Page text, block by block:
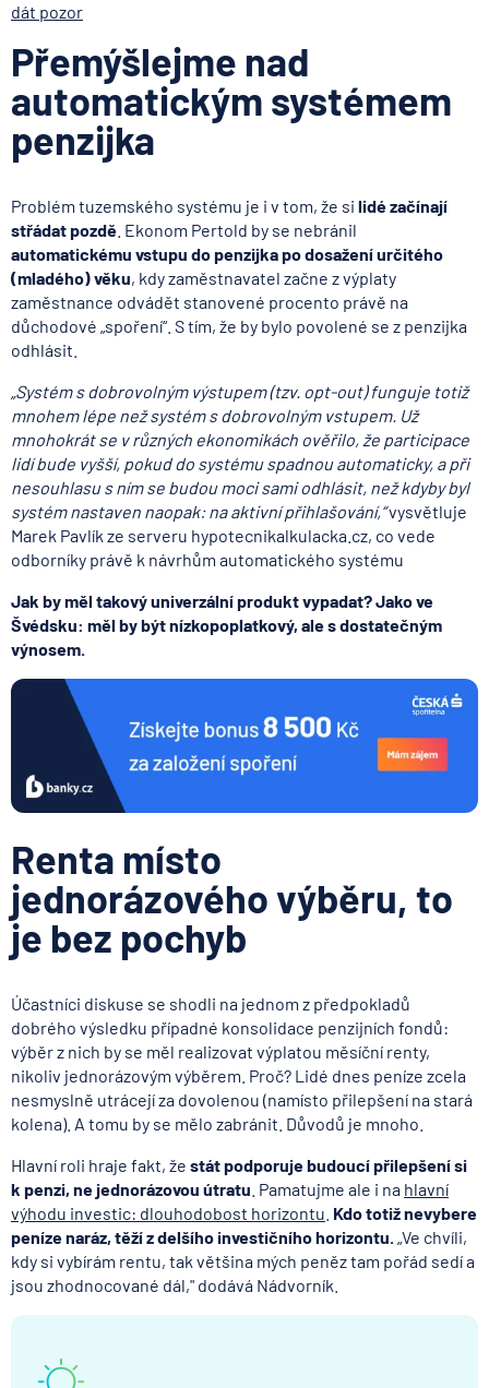
dát pozor
Přemýšlejme nad
automatickým systémem
penzijka
Problém tuzemského systému je i v tom, že si lidé začínají
střádat pozdě . Ekonom Pertold by se nebránil
automatickému vstupu do penzijka po dosažení určitého
(mladého) věku, kdy zaměstnavatel začne z výplaty
zaměstnance odvádět stanovené procento právě na
důchodové „spoření“. S tím, že by bylo povolené se z penzijka
odhlásit.
„Systém s dobrovolným výstupem (tzv. opt-out) funguje totiž
mnohem lépe než systém s dobrovolným vstupem. Už
mnohokrát se v různých ekonomikách ověřilo, že participace
lidí bude vyšší, pokud do systému spadnou automaticky, a při
nesouhlasu s ním se budou moci sami odhlásit, než kdyby byl
systém nastaven naopak: na aktivní přihlašování,“vysvětluje
Marek Pavlík ze serveru hypotecnikalkulacka.cz, co vede
odborníky právě k návrhům automatického systému
Jak by měl takový univerzální produkt vypadat? Jako ve
Švédsku: měl by být nízkopoplatkový, ale s dostatečným
výnosem.
Renta místo
jednorázového výběru, to
je bez pochyb
Účastníci diskuse se shodli na jednom z předpokladů
dobrého výsledku případné konsolidace penzijních fondů:
výběr z nich by se měl realizovat výplatou měsíční renty,
nikoliv jednorázovým výběrem. Proč? Lidé dnes peníze zcela
nesmyslně utrácejí za dovolenou (namísto přilepšení na stará
kolena). A tomu by se mělo zabránit. Důvodů je mnoho.
Hlavní roli hraje fakt, že stát podporuje budoucí přilepšení si
k penzi, ne jednorázovou útratu . Pamatujme ale i na hlavní
výhodu investic: dlouhodobost horizontu Kdo totiž nevybere
peníze naráz, těží z delšího investičního horizontu.„Ve chvíli,
kdy si vybírám rentu, tak většina mých peněz tam pořád sedí a
jsou zhodnocované dál," dodává Nádvorník.